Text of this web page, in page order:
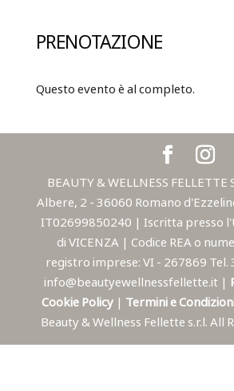
PRENOTAZIONE
Questo evento è al completo.
BEAUTY & WELLNESS FELLETTE
Albere, 2 - 36060 Romano
IT02699850240 | Iscritta presso
di VICENZA | Codice REA o
registro imprese: VI - 267869
info@beautyewellnessfellette.it |
Cookie Policy | Termini e
Beauty & Wellness Fellette s.r.l. All